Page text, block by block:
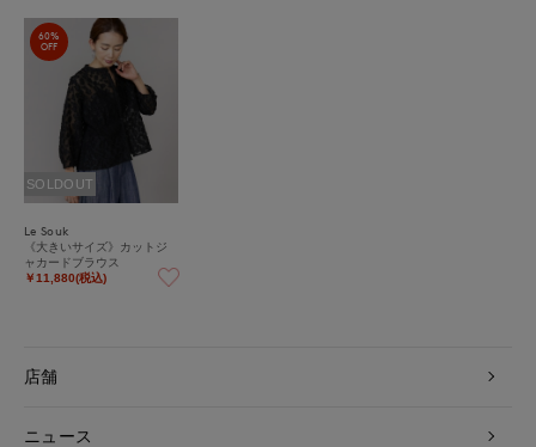
60%
OFF
SOLDOUT
Le Souk
《大きいサイズ》カットジ
ャカードブラウス
￥11,880(税込)
店舗
ニュース